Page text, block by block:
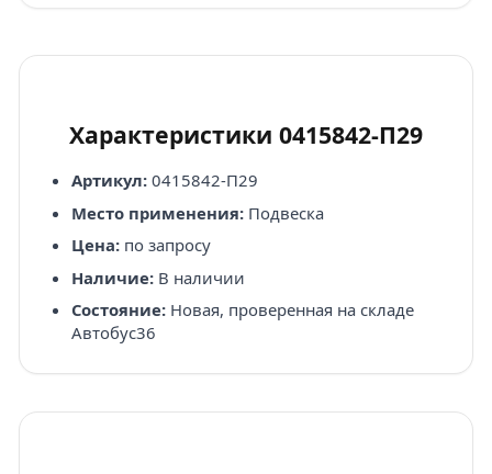
Характеристики 0415842-П29
Артикул:0415842-П29
Место применения:Подвеска
Цена:по запросу
Наличие:В наличии
Состояние:Новая, проверенная на складе
Автобус36